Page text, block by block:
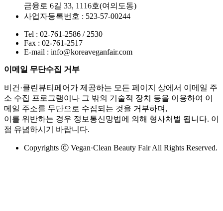
금융로 6길 33, 1116호(여의도동)
사업자등록번호 : 523-57-00244
Tel : 02-761-2586 / 2530
Fax : 02-761-2517
E-mail : info@koreaveganfair.com
이메일 무단수집 거부
비건·클린뷰티페어가 제공하는 모든 페이지 상에서 이메일 주
소 수집 프로그램이나 그 밖의 기술적 장치 등을 이용하여 이
메일 주소를 무단으로 수집되는 것을 거부하며,
이를 위반하는 경우 정보통신망법에 의해 형사처벌 됩니다. 이
점 유념하시기 바랍니다.
Copyrights ⓒ Vegan·Clean Beauty Fair All Rights Reserved.